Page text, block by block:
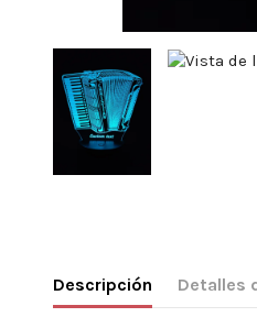
Descripción Detalles